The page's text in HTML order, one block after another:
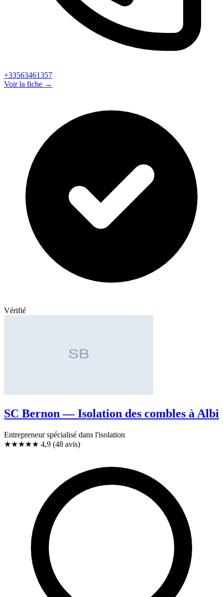
+33563461357
Voir la fiche →
Vérifié
SC Bernon — Isolation des combles à Albi
Entrepreneur spécialisé dans l'isolation
★★★★★ 4,9 (48 avis)